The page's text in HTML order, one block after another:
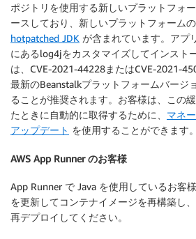
ポジトリを使用する新しいプラットフォ
ースしており、新しいプラットフォーム
hotpatched JDK が含まれています。アプ
にあるlog4jをカスタマイズしてインスト
は、CVE-2021-44228またはCVE-2021-
最新のBeanstalkプラットフォームバージ
ることが推奨されます。お客様は、この
たときに自動的に取得するために、 マネ
アップデート を使用することができます。
AWS App Runner のお客様
App Runner で Java を使用しているお客
を更新してコンテナイメージを再構築し
再デプロイしてください。